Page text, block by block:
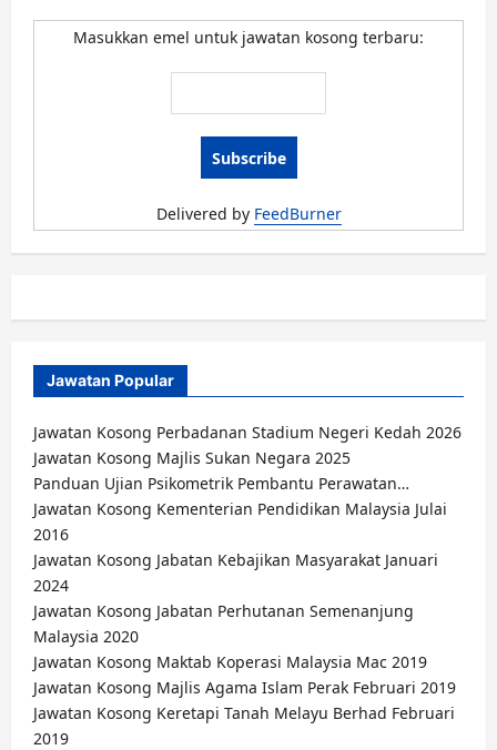
Kosong
Perbadanan
Memajukan
Terengganu
Masukkan emel untuk jawatan kosong terbaru:
Delivered by FeedBurner
Jawatan Popular
Jawatan Kosong Perbadanan Stadium Negeri Kedah 2026
Jawatan Kosong Majlis Sukan Negara 2025
Panduan Ujian Psikometrik Pembantu Perawatan…
Jawatan Kosong Kementerian Pendidikan Malaysia Julai
2016
Jawatan Kosong Jabatan Kebajikan Masyarakat Januari
2024
Jawatan Kosong Jabatan Perhutanan Semenanjung
Malaysia 2020
Jawatan Kosong Maktab Koperasi Malaysia Mac 2019
Jawatan Kosong Majlis Agama Islam Perak Februari 2019
Jawatan Kosong Keretapi Tanah Melayu Berhad Februari
2019